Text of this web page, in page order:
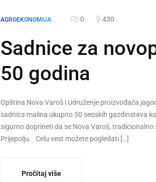
AGROEKONOMIJA 0 430
Sadnice za
50 godina
Opština Nova Varoš i Udruženje proizvođača
sadnica malina ukupno 50 seoskih gazdinstava
sigurno doprineti da se Nova Varoš,
Prijepolju. Celu vest možete pogledati […]
Pročitaj više